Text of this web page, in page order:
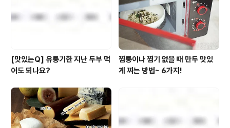
의 만두를 집에서도 즐기고 싶은 분들, 모두 주목해주세요
~! 혹시 군..
[맛있는Q] 유통기한 지난 두부 먹
어도 되나요?
찜통이나 찜기 없을 때 만두 맛있
게 찌는 방법~ 6가지!